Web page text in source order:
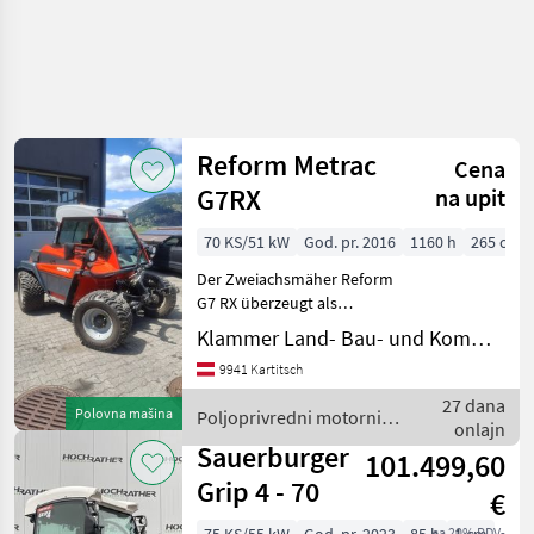
Polovna mašina
Reform Metrac
G7RX
Cena
na upit
70 KS/51 kW God. pr. 2016 1160 h
265 cm
Der Zweiachsmäher Reform
G7 RX überzeugt als
leistungsstarke,
zuverlässige und vielseitig
einsetzbare Maschine für
in der Landwirtschaft
Klammer Land- Bau- und Kommunaltechnik
9941 Kartitsch
Poljoprivredni motorni
strojevi / Reform
27 dana
onlajn
Sauerburger
Grip 4 - 70
101.499,60
€